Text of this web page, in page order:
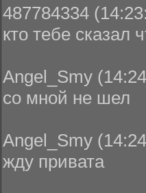
487784334
кто тебе сказал
Angel_Smy
со мной не шел
Angel_Smy
жду привата